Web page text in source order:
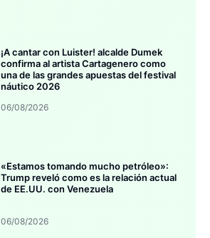
¡A cantar con Luister! alcalde Dumek
confirma al artista Cartagenero como
una de las grandes apuestas del festival
náutico 2026
06/08/2026
«Estamos tomando mucho petróleo»:
Trump reveló como es la relación actual
de EE.UU. con Venezuela
06/08/2026